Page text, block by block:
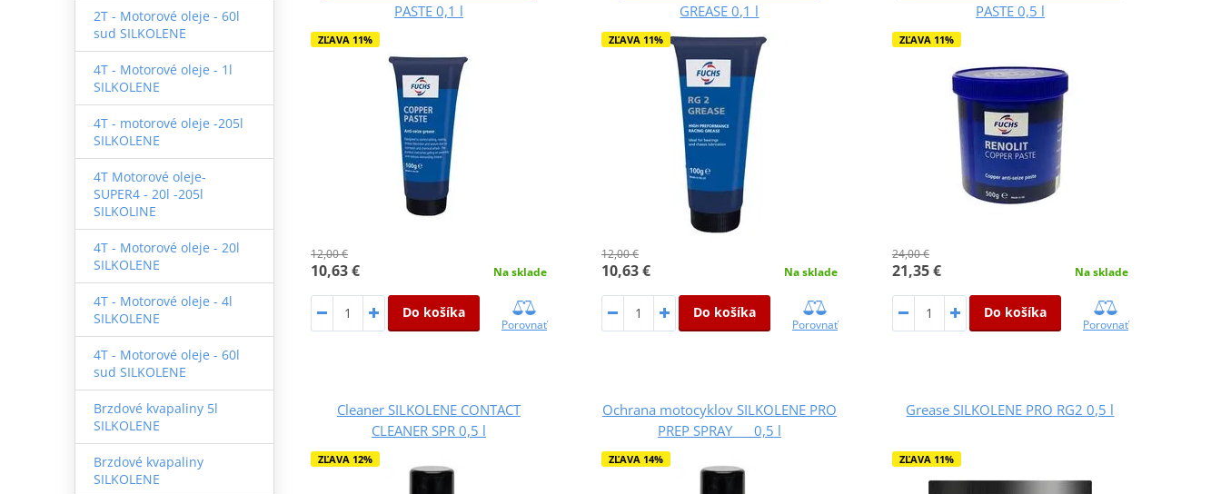
2T - Motorové oleje - 60l
sud SILKOLENE
4T - Motorové oleje - 1l
SILKOLENE
4T - motorové oleje -205l
SILKOLENE
4T Motorové oleje-
SUPER4 - 20l -205l
SILKOLINE
4T - Motorové oleje - 20l
SILKOLENE
4T - Motorové oleje - 4l
SILKOLENE
4T - Motorové oleje - 60l
sud SILKOLENE
Brzdové kvapaliny 5l
SILKOLENE
Brzdové kvapaliny
SILKOLENE
PASTE 0,1 l
ZĽAVA 11%
12,00 €
10,63 € Na sklade
Do košíka
Porovnať
GREASE 0,1 l
ZĽAVA 11%
12,00 €
10,63 € Na sklade
Do košíka
Porovnať
PASTE 0,5 l
ZĽAVA 11%
24,00 €
21,35 € Na sklade
Do košíka
Porovnať
Cleaner SILKOLENE CONTACT
CLEANER SPR 0,5 l
ZĽAVA 12%
Ochrana motocyklov SILKOLENE PRO
PREP SPRAY 0,5 l
ZĽAVA 14%
Grease SILKOLENE PRO RG2 0,5 l
ZĽAVA 11%